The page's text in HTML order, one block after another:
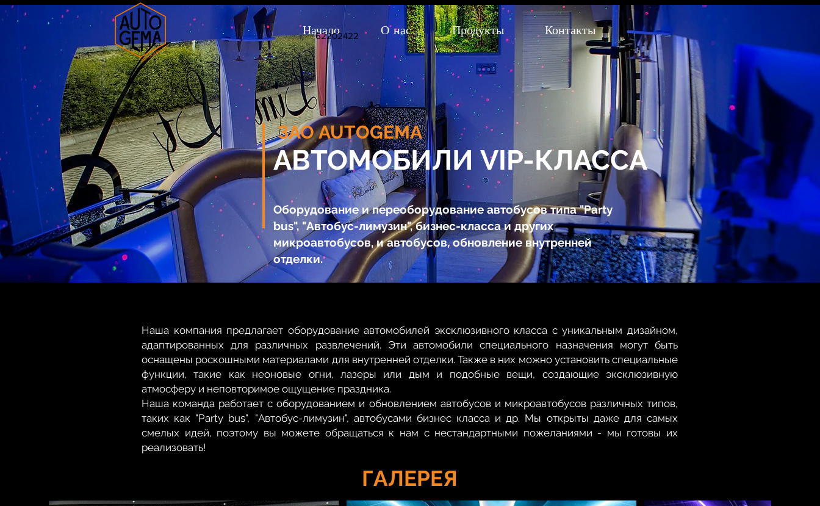
Начало О нас Продукты Контакты
62202422
ЗАО AUTOGEMA
АВТОМОБИЛИ VIP-КЛАССА
Оборудование и переоборудование автобусов типа "Party
bus", "Автобус-лимузин", бизнес-класса и других
микроавтобусов, и автобусов, обновление внутренней
отделки.
Наша компания предлагает оборудование автомобилей эксклюзивного класса с уникальным дизайном,
адаптированных для различных развлечений. Эти автомобили специального назначения могут быть
оснащены роскошными материалами для внутренней отделки. Также в них можно установить специальные
функции, такие как неоновые огни, лазеры или дым и подобные вещи, создающие эксклюзивную
атмосферу и неповторимое ощущение праздника.
Наша команда работает с оборудованием и обновлением автобусов и микроавтобусов различных типов,
таких как "Party bus", "Автобус-лимузин", автобусами бизнес класса и др. Мы открыты даже для самых
смелых идей, поэтому вы можете обращаться к нам с нестандартными пожеланиями - мы готовы их
реализовать!
ГАЛЕРЕЯ